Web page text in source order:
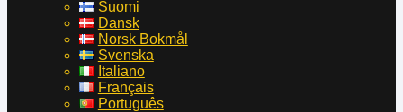
Suomi
Dansk
Norsk Bokmål
Svenska
Italiano
Français
Português